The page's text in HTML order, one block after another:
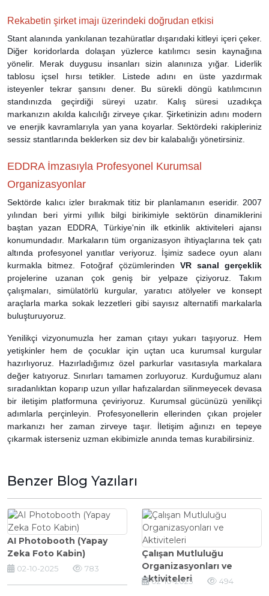
Rekabetin şirket imajı üzerindeki doğrudan etkisi
Stant alanında yankılanan tezahüratlar dışarıdaki kitleyi içeri çeker.
Diğer koridorlarda dolaşan yüzlerce katılımcı sesin kaynağına
yönelir. Merak duygusu insanları sizin alanınıza yığar. Liderlik
tablosu içsel hırsı tetikler. Listede adını en üste yazdırmak
isteyenler tekrar şansını dener. Bu sürekli döngü katılımcının
standınızda geçirdiği süreyi uzatır. Kalış süresi uzadıkça
markanızın akılda kalıcılığı zirveye çıkar. Şirketinizin adını modern
ve enerjik kavramlarıyla yan yana koyarlar. Sektördeki rakipleriniz
sessiz stantlarında beklerken siz dev bir kalabalığı yönetirsiniz.
EDDRA İmzasıyla Profesyonel Kurumsal
Organizasyonlar
Sektörde kalıcı izler bırakmak titiz bir planlamanın eseridir. 2007
yılından beri yirmi yıllık bilgi birikimiyle sektörün dinamiklerini
baştan yazan EDDRA, Türkiye'nin ilk etkinlik aktiviteleri ajansı
konumundadır. Markaların tüm organizasyon ihtiyaçlarına tek çatı
altında profesyonel yanıtlar veriyoruz. İşimiz sadece oyun alanı
kurmakla bitmez. Fotoğraf çözümlerinden VR sanal gerçeklik
projelerine uzanan çok geniş bir yelpaze çiziyoruz. Takım
çalışmaları, simülatörlü kurgular, yaratıcı atölyeler ve konsept
araçlarla marka sokak lezzetleri gibi sayısız alternatifi markalarla
buluşturuyoruz.
Yenilikçi vizyonumuzla her zaman çıtayı yukarı taşıyoruz. Hem
yetişkinler hem de çocuklar için uçtan uca kurumsal kurgular
hazırlıyoruz. Hazırladığımız özel parkurlar vasıtasıyla markalara
değer katıyoruz. Sınırları tamamen zorluyoruz. Kurduğumuz alanı
sıradanlıktan koparıp uzun yıllar hafızalardan silinmeyecek devasa
bir iletişim platformuna çeviriyoruz. Kurumsal gücünüzü yenilikçi
adımlarla perçinleyin. Profesyonellerin ellerinden çıkan projeler
markanızı her zaman zirveye taşır. İletişim ağınızı en tepeye
çıkarmak isterseniz uzman ekibimizle anında temas kurabilirsiniz.
Benzer Blog Yazıları
AI Photobooth (Yapay
Zeka Foto Kabin)
02-10-2025 783
Çalışan Mutluluğu
Organizasyonları ve
Aktiviteleri
02-10-2025 494